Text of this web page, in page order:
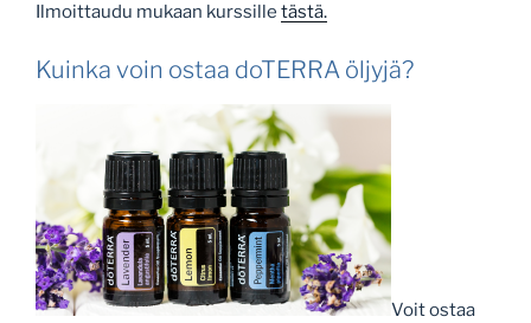
Ilmoittaudu mukaan kurssille tästä.
Kuinka voin ostaa doTERRA öljyjä?
Voit ostaa